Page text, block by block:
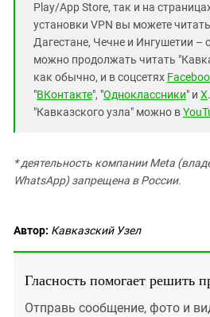
Play/App Store, так и на
установки VPN вы можете
Дагестане, Чечне и Ингушетии –
можно продолжать читать
как обычно, и в соцсетях
"ВКонтакте", "Одноклассники" и X
"Кавказского узла" можно в
* деятельность компании Meta
WhatsApp) запрещена в России.
Автор: Кавказский Узел
Гласность помогает решить
Отправь сообщение, фото и